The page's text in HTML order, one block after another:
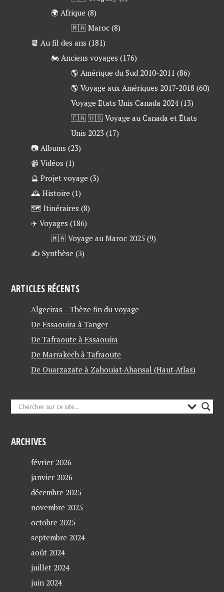
🌍 Afrique (8)
🇲🇦 Maroc (8)
📆 Au fil des ans (181)
🏍 Anciens voyages (176)
🌎 Amérique du Sud 2010-2011 (86)
🌎 Voyage aux Amériques 2017-2018 (60)
Voyage Etats Unis Canada 2024 (13)
🇨🇦 🇺🇸 Voyage au Canada et États
Unis 2023 (17)
📷 Albums (23)
📹 Vidéos (1)
🔮 Projet voyage (3)
🕰 Histoire (1)
🗺 Itinéraires (8)
✈️ Voyages (186)
🇲🇦 Voyage au Maroc 2025 (9)
✍ Synthèse (3)
ARTICLES RÉCENTS
Algeciras – Thèze fin du voyage
De Essaouira à Tanger
De Tafraoute à Essaouira
De Marrakech à Tafraoute
De Ouarzazate à Zahouiat-Ahansal (Haut-Atlas)
ARCHIVES
février 2026
janvier 2026
décembre 2025
novembre 2025
octobre 2025
septembre 2024
août 2024
juillet 2024
juin 2024